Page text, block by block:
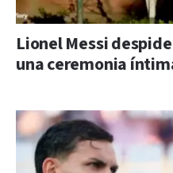
Lionel Messi
una ceremonia